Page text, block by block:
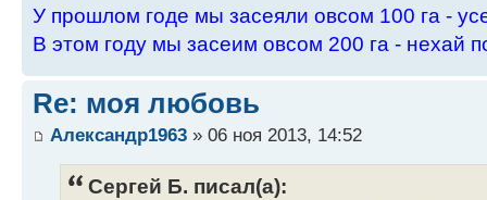
У пpошлом годе мы засеяли овсом 100 га -
В этом году мы засеим овсом 200 га - нехай
Re: моя любовь
Александр1963 » 06 ноя 2013, 14:52
Сергей Б. писал(а):